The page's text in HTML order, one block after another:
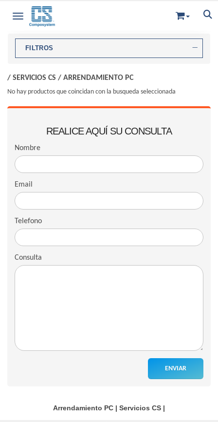
Toggle navigation
FILTROS
/ SERVICIOS CS / ARRENDAMIENTO PC
No hay productos que coincidan con la busqueda seleccionada
REALICE AQUÍ SU CONSULTA
Nombre
Email
Telefono
Consulta
ENVIAR
Arrendamiento PC | Servicios CS |